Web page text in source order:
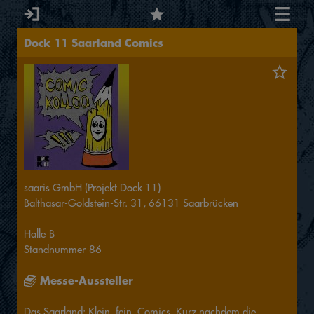
Dock 11 Saarland Comics
saaris GmbH (Projekt Dock 11)
Balthasar-Goldstein-Str. 31, 66131 Saarbrücken
Halle B
Standnummer 86
Messe-Aussteller